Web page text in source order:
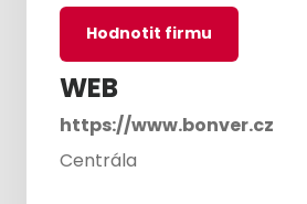
Hodnotit firmu
WEB
https://www.bonver.cz
Centrála